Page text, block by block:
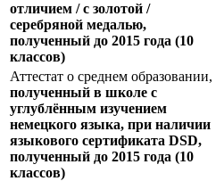
отличием / с золотой /
серебряной медалью,
полученный до 2015 года (10
классов)
Аттестат о среднем образовании,
полученный в школе с
углублённым изучением
немецкого языка, при наличии
языкового сертификата DSD,
полученный до 2015 года (10
классов)